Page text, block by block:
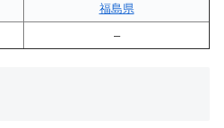
福島県
–